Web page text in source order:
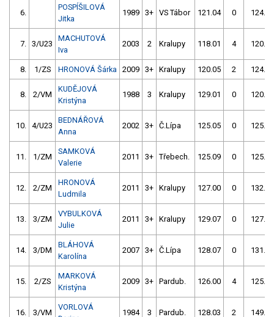
6.
POSPÍŠILOVÁ
Jitka
1989 3+ VS Tábor 121.04 0 124.00
7. 3/U23
MACHUTOVÁ
Iva
2003 2 Kralupy 118.01 4 120.07
8. 1/ZS HRONOVÁ Šárka 2009 3+ Kralupy 120.05 2 124.09
8. 2/VM
KUDĚJOVÁ
Kristýna
1988 3 Kralupy 129.01 0 120.05
10. 4/U23
BEDNÁŘOVÁ
Anna
2002 3+ Č.Lípa 125.05 0 125.07
11. 1/ZM
SAMKOVÁ
Valerie
2011 3+ Třebech. 125.09 0 125.06
12. 2/ZM
HRONOVÁ
Ludmila
2011 3+ Kralupy 127.00 0 132.02
13. 3/ZM
VYBULKOVÁ
Julie
2011 3+ Kralupy 129.07 0 127.03
14. 3/DM
BLÁHOVÁ
Karolína
2007 3+ Č.Lípa 128.07 0 131.08
15. 2/ZS
MARKOVÁ
Kristýna
2009 3+ Pardub. 126.00 4 125.04
16. 3/VM
VORLOVÁ
1984 3 Pardub. 128.03 2 149.08